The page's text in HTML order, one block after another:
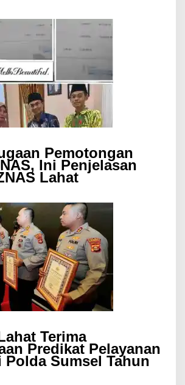
Pemotongan
Ini Penjelasan
Lahat
Terima
Predikat Pelayanan
Polda Sumsel Tahun